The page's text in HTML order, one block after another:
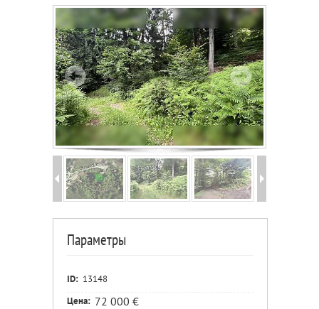
Параметры
ID: 13148
Цена: 72 000 €